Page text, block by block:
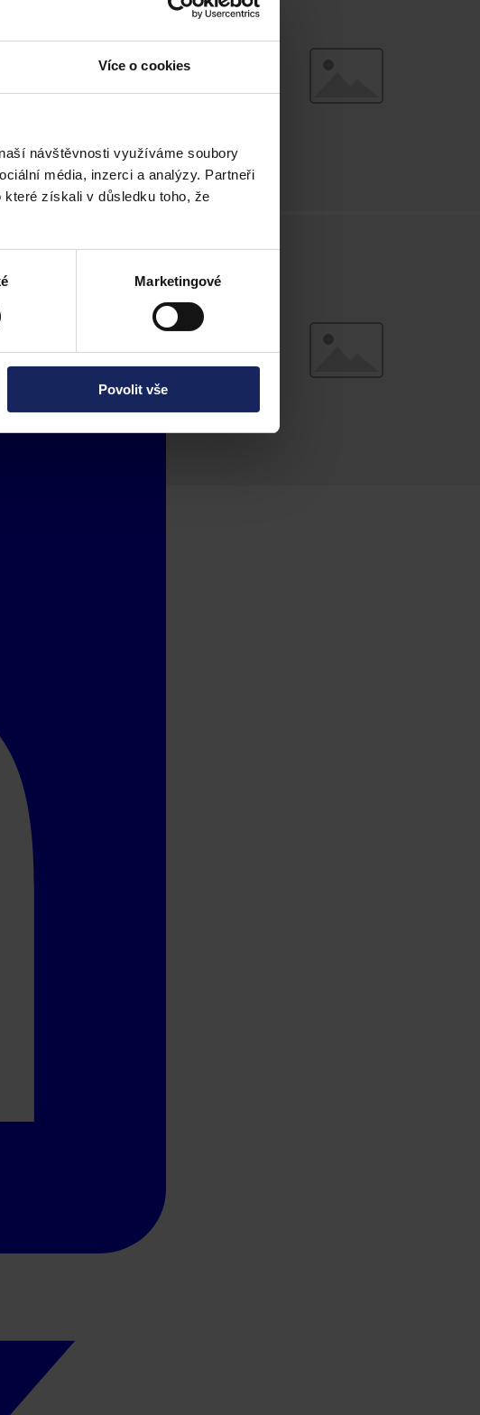
Více o cookies
návštěvnosti využíváme soubory
média, inzerci a analýzy. Partneři
získali v důsledku toho, že
Marketingové
Povolit vše